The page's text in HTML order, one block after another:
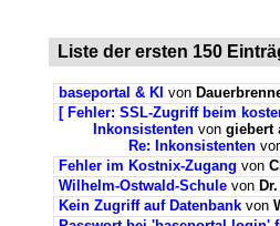
Liste der ersten 150
baseportal & KI von
[ Fehler: SSL-Zugriff beim
Inkonsistenten von giebert
Re: Inkonsistenten
Fehler im Kostnix-Zugang von
Wilhelm-Ostwald-Schule von
Kein Zugriff auf Datenbank von